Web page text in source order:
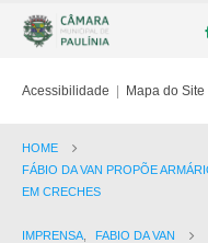
Acessibilidade | Mapa do Site
HOME
FÁBIO DA VAN PROPÕE
EM CRECHES
IMPRENSA
FABIO DA VAN